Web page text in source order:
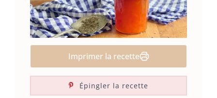
Imprimer la recette
Épingler la recette